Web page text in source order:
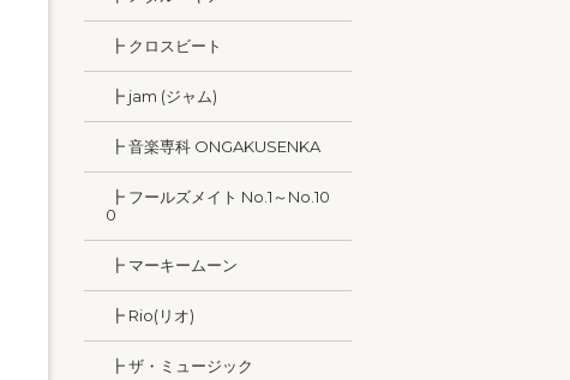
┣ クロスビート
┣ jam (ジャム)
┣ 音楽専科 ONGAKUSENKA
┣ フールズメイト No.1～No.10
0
┣ マーキームーン
┣ Rio(リオ)
┣ ザ・ミュージック